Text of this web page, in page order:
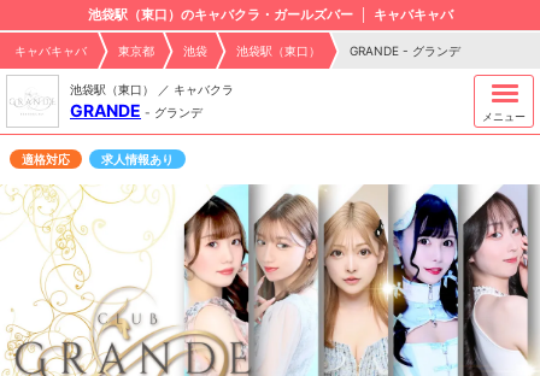
池袋駅（東口）のキャバクラ・ガールズバー キャバキャバ
キャバキャバ 東京都 池袋 池袋駅（東口） GRANDE - グランデ
池袋駅（東口） ／ キャバクラ
GRANDE - グランデ メニュー
適格対応 求人情報あり